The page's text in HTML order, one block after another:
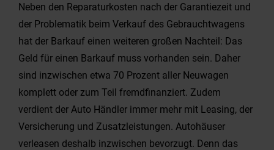
Neben den Reparaturkosten nach der Garantiezeit und
der Problematik beim Verkauf des Gebrauchtwagens
hat der Barkauf einen weiteren großen Nachteil: Das
Geld für einen Barkauf muss vorhanden sein. Daher
sind inzwischen etwa 70 Prozent aller Neuwagen
komplett oder zum Teil fremdfinanziert. Zudem
verdient der Auto Händler immer mehr mit Leasing, der
Versicherung und Zusatzleistungen. Autohäuser
verleasen deshalb inzwischen bevorzugt. Denn das